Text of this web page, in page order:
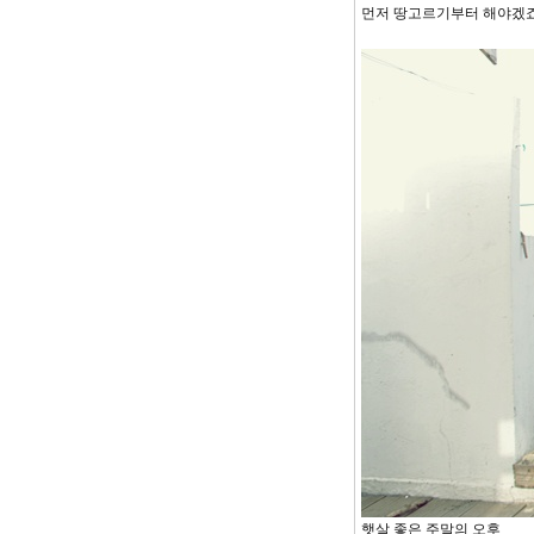
먼저 땅고르기부터 해야겠
햇살 좋은 주말의 오후